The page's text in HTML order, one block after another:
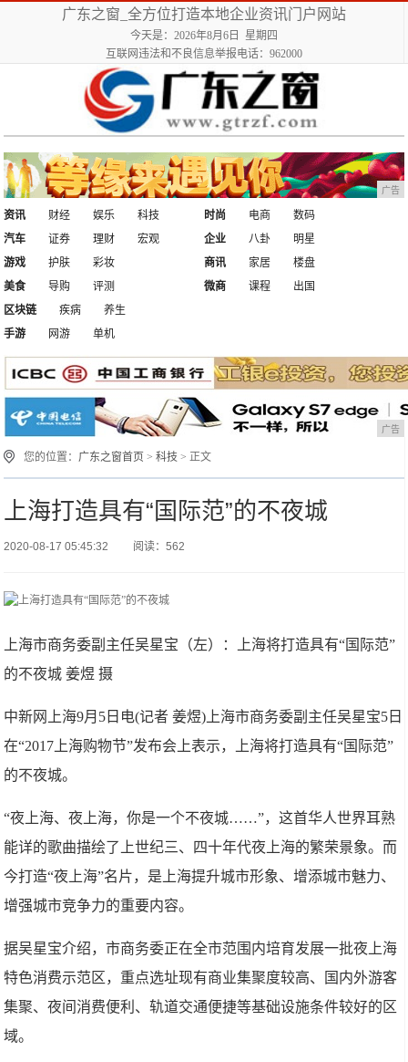
广东之窗_全方位打造本地企业资讯门户网站
今天是：2026年8月6日 星期四
互联网违法和不良信息举报电话：962000
广告
资讯 财经 娱乐
科技
汽车
证券 理财 宏观
时尚 电商
数码
企业
八卦
明星
游戏
护肤
彩妆
美食
导购 评测
商讯 家居
楼盘
微商
课程
出国
区块链
疾病
养生
手游
网游 单机
广告
您的位置： 广东之窗首页 >科技 > 正文
上海打造具有“国际范”的不夜城
2020-08-17 05:45:32 阅读：562
上海市商务委副主任吴星宝（左）：上海将打造具有“国际范”
的不夜城 姜煜 摄
中新网上海9月5日电(记者 姜煜)上海市商务委副主任吴星宝5日
在“2017上海购物节”发布会上表示，上海将打造具有“国际范”
的不夜城。
“夜上海、夜上海，你是一个不夜城……”，这首华人世界耳熟
能详的歌曲描绘了上世纪三、四十年代夜上海的繁荣景象。而
今打造“夜上海”名片，是上海提升城市形象、增添城市魅力、
增强城市竞争力的重要内容。
据吴星宝介绍，市商务委正在全市范围内培育发展一批夜上海
特色消费示范区，重点选址现有商业集聚度较高、国内外游客
集聚、夜间消费便利、轨道交通便捷等基础设施条件较好的区
域。